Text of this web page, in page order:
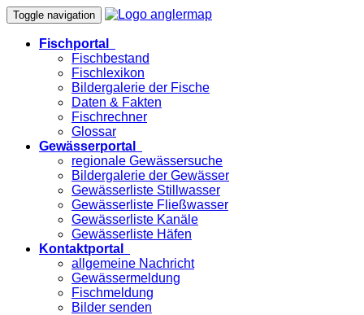
Toggle navigation
Fischportal
Fischbestand
Fischlexikon
Bildergalerie der Fische
Daten & Fakten
Fischrechner
Glossar
Gewässerportal
regionale Gewässersuche
Bildergalerie der Gewässer
Gewässerliste Stillwasser
Gewässerliste Fließwasser
Gewässerliste Kanäle
Gewässerliste Häfen
Kontaktportal
allgemeine Nachricht
Gewässermeldung
Fischmeldung
Bilder senden